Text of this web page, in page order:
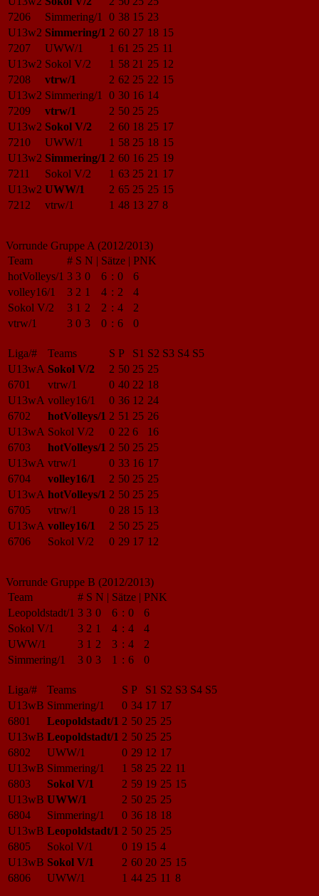
7206
Simmering/1 0 38 15 23
U13w2 Simmering/1 2 60 27 18 15
7207
UWW/1 1 61 25 25 11
U13w2 Sokol V/2 1 58 21 25 12
7208
vtrw/1 2 62 25 22 15
U13w2 Simmering/1 0 30 16 14
7209
vtrw/1 2 50 25 25
U13w2 Sokol V/2 2 60 18 25 17
7210
UWW/1 1 58 25 18 15
U13w2 Simmering/1 2 60 16 25 19
7211
Sokol V/2 1 63 25 21 17
U13w2 UWW/1 2 65 25 25 15
7212
vtrw/1 1 48 13 27 8
Vorrunde Gruppe A (2012/2013)
Team
# S N | Sätze | PNK
hotVolleys/1 3 3 0 6 : 0
6
volley16/1
3 2 1 4 : 2
4
Sokol V/2
3 1 2 2 : 4
2
vtrw/1
3 0 3 0 : 6 0
Liga/# Teams S P S1 S2 S3 S4 S5
U13wA Sokol V/2 2 50 25 25
6701
vtrw/1 0 40 22 18
U13wA volley16/1 0 36 12 24
6702
hotVolleys/1 2 51 25 26
U13wA Sokol V/2 0 22 6
16
6703
hotVolleys/1 2 50 25 25
U13wA vtrw/1 0 33 16 17
6704
volley16/1 2 50 25 25
U13wA hotVolleys/1 2 50 25 25
6705
vtrw/1 0 28 15 13
U13wA volley16/1 2 50 25 25
6706
Sokol V/2 0 29 17 12
Vorrunde Gruppe B (2012/2013)
Team
# S N | Sätze | PNK
Leopoldstadt/1 3 3 0 6 : 0
6
Sokol V/1
3 2 1 4 : 4
4
UWW/1
3 1 2 3 : 4
2
Simmering/1
3 0 3 1 : 6 0
Liga/# Teams S P S1 S2 S3 S4 S5
U13wB Simmering/1 0 34 17 17
6801
Leopoldstadt/1 2 50 25 25
U13wB Leopoldstadt/1 2 50 25 25
6802
UWW/1 0 29 12 17
U13wB Simmering/1 1 58 25 22 11
6803
Sokol V/1 2 59 19 25 15
U13wB UWW/1 2 50 25 25
6804
Simmering/1 0 36 18 18
U13wB Leopoldstadt/1 2 50 25 25
6805
Sokol V/1 0 19 15 4
U13wB Sokol V/1 2 60 20 25 15
6806
UWW/1 1 44 25 11 8